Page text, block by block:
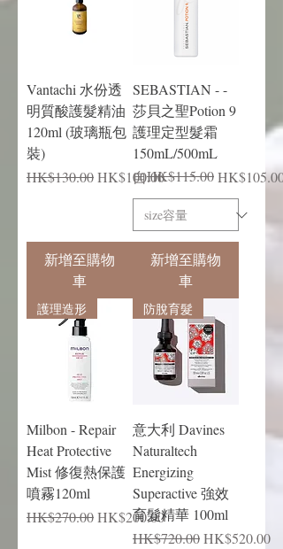
Vantachi 水份透
明質酸護髮精油
120ml (玻璃瓶包
裝)
一般價格
HK$130.00促銷價格
HK$100.00
新增至購物
車
SEBASTIAN - -
莎貝之聖Potion 9
護理定型髮霜
150mL/500mL
自
一般價格
HK$115.00HK$105.00
促銷價格
新增至購物
車
護理造形
Milbon - Repair
Heat Protective
Mist 修復熱保護
噴霧120ml
一般價格
HK$270.00促銷價格
HK$200.00
防脫育髮
意大利 Davines
Naturaltech
Energizing
Superactive 強效
育髮精華 100ml
一般價格
HK$720.00促銷價格
HK$520.00